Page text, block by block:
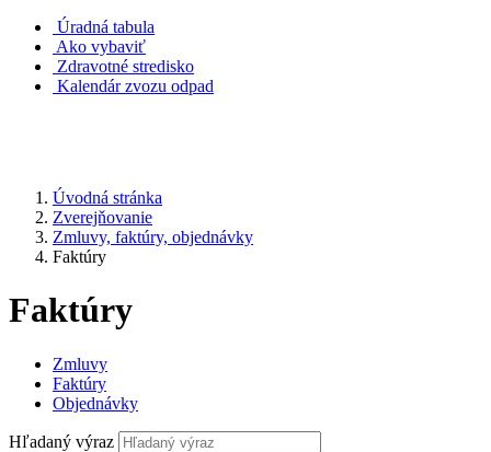
Úradná tabula
Ako vybaviť
Zdravotné stredisko
Kalendár zvozu odpad
Úvodná stránka
Zverejňovanie
Zmluvy, faktúry, objednávky
Faktúry
Faktúry
Zmluvy
Faktúry
Objednávky
Hľadaný výraz